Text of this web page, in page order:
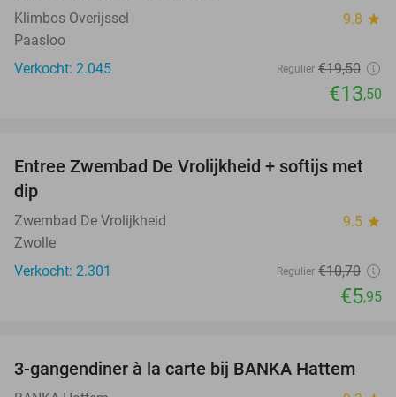
Klimbos Overijssel 9.8 star
Paasloo
Verkocht: 2.045
Regulier €19,50
€13,50
44%
Entree Zwembad De Vrolijkheid + softijs met
dip
Zwembad De Vrolijkheid 9.5 star
Zwolle
Verkocht: 2.301
Regulier €10,70
€5,95
52%
3-gangendiner à la carte bij BANKA Hattem